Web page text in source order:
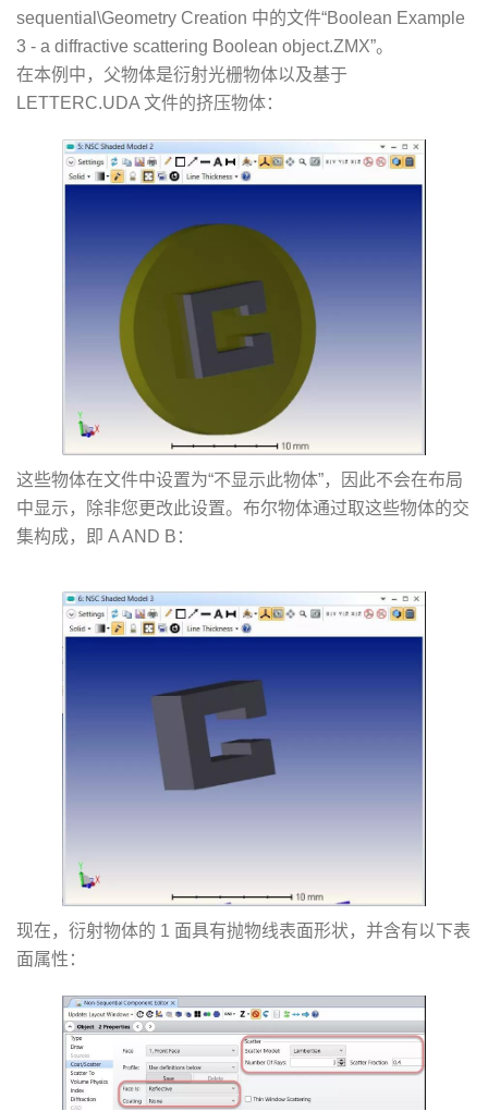
sequential\Geometry Creation 中的文件“Boolean Example
3 - a diffractive scattering Boolean object.ZMX”。
在本例中，父物体是衍射光栅物体以及基于
LETTERC.UDA 文件的挤压物体：
这些物体在文件中设置为“不显示此物体”，因此不会在布局
中显示，除非您更改此设置。布尔物体通过取这些物体的交
集构成，即 A AND B：
现在，衍射物体的 1 面具有抛物线表面形状，并含有以下表
面属性：